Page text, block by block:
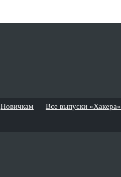
Новичкам Все выпуски «Хакера»